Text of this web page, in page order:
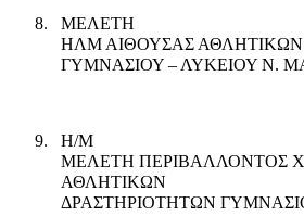
8.
ΜΕΛΕΤΗ
ΗΛΜ ΑΙΘΟΥΣΑΣ ΑΘΛΗΤΙΚΩΝ
ΓΥΜΝΑΣΙΟΥ – ΛΥΚΕΙΟΥ Ν.
9.
Η/Μ
ΜΕΛΕΤΗ ΠΕΡΙΒΑΛΛΟΝΤΟΣ
ΑΘΛΗΤΙΚΩΝ
ΔΡΑΣΤΗΡΙΟΤΗΤΩΝ